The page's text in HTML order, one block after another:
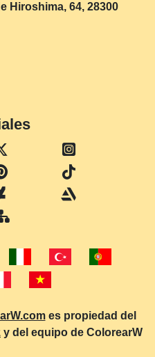
Hiroshima, 64, 28300
es propiedad del
y del equipo de ColorearW